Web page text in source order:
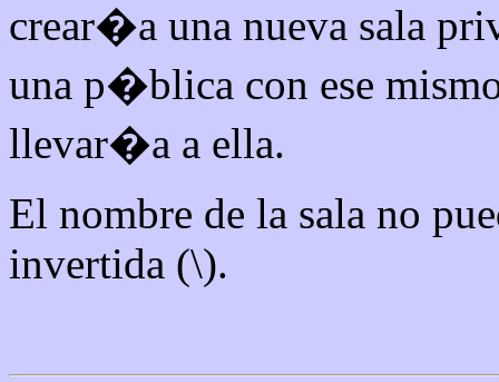
crear�a una nueva sala
una p�blica con ese
llevar�a a ella.
El nombre de la sala no
invertida (\).